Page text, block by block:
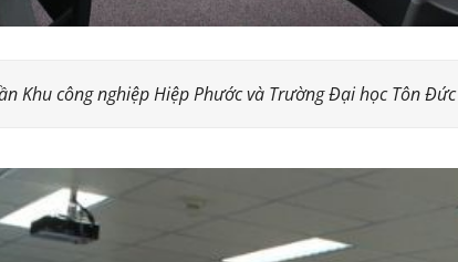
Khu công nghiệp Hiệp Phước và Trường Đại học Tôn